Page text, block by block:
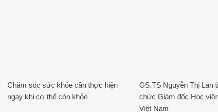
Chăm sóc sức khỏe cần thực hiện
ngay khi cơ thể còn khỏe
GS.TS Nguyễn Thị Lan
chức Giám đốc Học
Việt Nam